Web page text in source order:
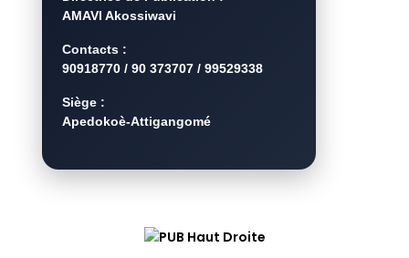
AMAVI Akossiwavi
Contacts :
90918770 / 90 373707 / 99529338
Siège :
Apedokoè-Attigangomé